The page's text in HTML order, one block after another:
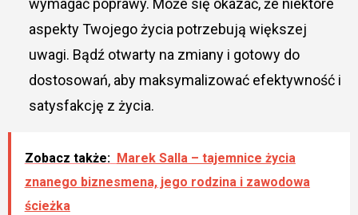
wymagać poprawy. Może się okazać, że niektóre
aspekty Twojego życia potrzebują większej
uwagi. Bądź otwarty na zmiany i gotowy do
dostosowań, aby maksymalizować efektywność i
satysfakcję z życia.
Zobacz także: Marek Salla – tajemnice życia
znanego biznesmena, jego rodzina i zawodowa
ścieżka